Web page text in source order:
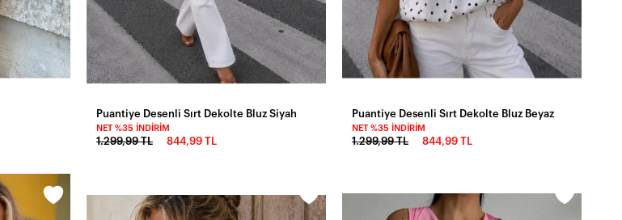
Puantiye Desenli Sırt Dekolte Bluz Siyah
NET %35 İNDIRIM
1.299,99 TL 844,99 TL
Puantiye Desenli Sırt Dekolte Bluz Beyaz
NET %35 İNDIRIM
1.299,99 TL 844,99 TL